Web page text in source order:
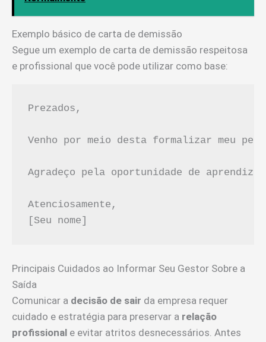
Exemplo básico de carta de demissão
Segue um exemplo de carta de demissão respeitosa
e profissional que você pode utilizar como base:
Prezados,
Venho por meio desta formalizar meu
Agradeço pela oportunidade de
Atenciosamente,
Principais Cuidados ao Informar Seu Gestor Sobre a
Saída
Comunicar a decisão de sair da empresa requer
cuidado e estratégia para preservar a relação
profissional e evitar atritos desnecessários. Antes